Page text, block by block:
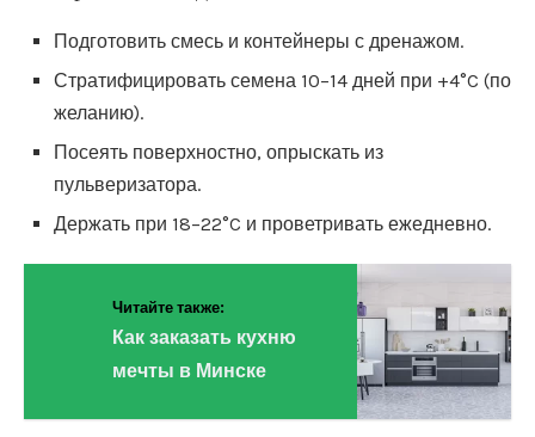
Подготовить смесь и контейнеры с дренажом.
Стратифицировать семена 10–14 дней при +4°C (по
желанию).
Посеять поверхностно, опрыскать из
пульверизатора.
Держать при 18–22°C и проветривать ежедневно.
Читайте также:
Как заказать кухню
мечты в Минске